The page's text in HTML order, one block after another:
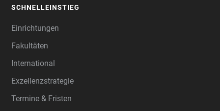
SCHNELLEINSTIEG
Einrichtungen
Fakultäten
International
Exzellenzstrategie
Termine & Fristen